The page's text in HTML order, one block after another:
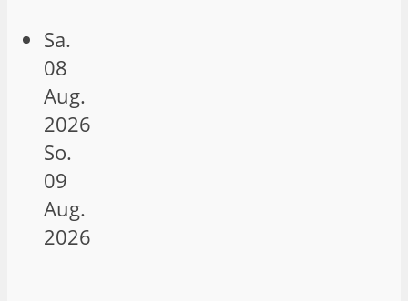
Sa.
08
Aug.
2026
So.
09
Aug.
2026